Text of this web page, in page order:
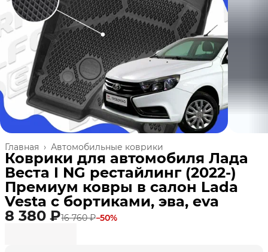
Автомобильные коврики
Главная ›
Коврики для автомобиля Лада
Веста I NG рестайлинг (2022-)
Премиум ковры в салон Lada
Vesta с бортиками, эва, eva
8 380 ₽16 760 ₽−50%